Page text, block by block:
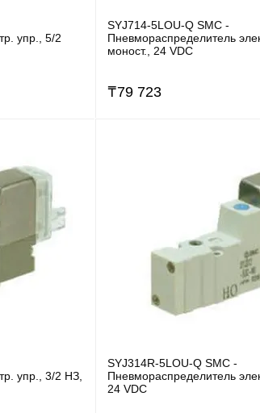
упр., 5/2
SYJ714-5LOU-Q SMC -
Пневмораспределитель
моност., 24 VDC
₸79 723
упр., 3/2 НЗ,
SYJ314R-5LOU-Q SMC -
Пневмораспределитель
24 VDC